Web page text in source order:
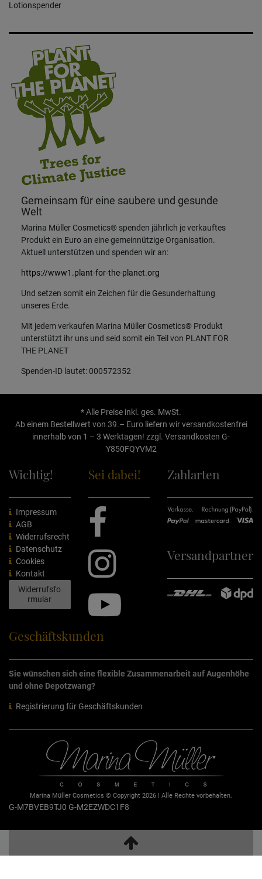
Lotionspender
Gemeinsam für eine saubere und gesunde
Welt
Marina Müller Cosmetics® spenden jährlich je verkauftes
Produkt ein Euro an eine gemeinnützige Organisation.
Aktuell unterstützen und spenden wir an:
https://www1.plant-for-the-planet.org
Und setzen somit ein Zeichen für die Gesunderhaltung
unseres Erde.
Mit jedem verkaufen Marina Müller Cosmetics® Produkt
unterstützt ihr uns und seid somit ein Teil von PLANT FOR
THE PLANET
Spenden-ID lautet: 000572352
* Alle Preise inkl. ges. MwSt.
Ab einem Bestellwert von 39.– Euro liefern wir versandkostenfrei
innerhalb von 1 – 3 Werktagen! zzgl. Versandkosten G-
Y850FQYVM2
Wichtig!
Impressum
AGB
Widerrufsrecht
Datenschutz
Cookies
Kontakt
Widerrufsfo
rmular
Sei dabei! Zahlarten
Versandpartner
Geschäftskunden
Sie wünschen sich eine flexible Zusammenarbeit auf Augenhöhe
und ohne Depotzwang?
Registrierung für Geschäftskunden
Marina Müller Cosmetics © Copyright 2026 | Alle Rechte vorbehalten.
G-M7BVEB9TJ0 G-M2EZWDC1F8